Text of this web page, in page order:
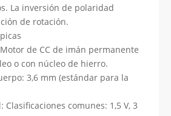
La inversión de polaridad
de rotación.
de CC de imán permanente
o con núcleo de hierro.
3,6 mm (estándar para la
Clasificaciones comunes: 1,5 V, 3